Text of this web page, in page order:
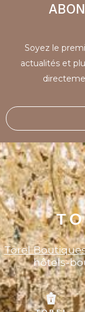
Soyez le
actualités et
Torel
hôtels-